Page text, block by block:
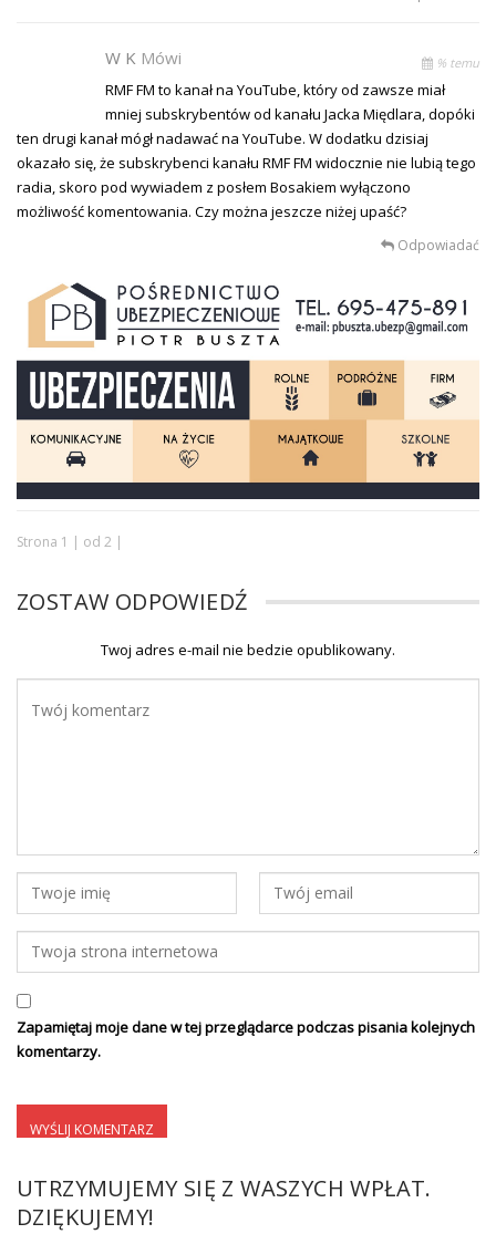
W K Mówi % temu
RMF FM to kanał na YouTube, który od zawsze miał
mniej subskrybentów od kanału Jacka Międlara, dopóki
ten drugi kanał mógł nadawać na YouTube. W dodatku dzisiaj
okazało się, że subskrybenci kanału RMF FM widocznie nie lubią tego
radia, skoro pod wywiadem z posłem Bosakiem wyłączono
możliwość komentowania. Czy można jeszcze niżej upaść?
Odpowiadać
Strona 1 | od 2 |
ZOSTAW ODPOWIEDŹ
Twoj adres e-mail nie bedzie opublikowany.
Zapamiętaj moje dane w tej przeglądarce podczas pisania kolejnych
komentarzy.
UTRZYMUJEMY SIĘ Z WASZYCH WPŁAT.
DZIĘKUJEMY!